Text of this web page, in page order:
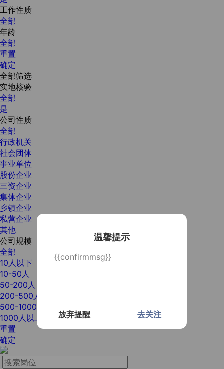
温馨提示
{{confirmmsg}}
放弃提醒 去关注
工作性质
全部
年龄
全部
重置
确定
全部筛选
实地核验
全部
是
公司性质
全部
行政机关
社会团体
事业单位
股份企业
三资企业
集体企业
乡镇企业
私营企业
其他
公司规模
全部
10人以下
10-50人
50-200人
200-500人
500-1000人
1000人以上
重置
确定